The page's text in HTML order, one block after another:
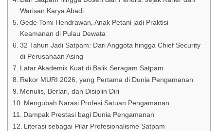
Warisan Karya Abadi
Gede Tomi Hendrawan, Anak Petani jadi Praktisi
Keamanan di Pulau Dewata
32 Tahun Jadi Satpam: Dari Anggota hingga Chief Security
di Perusahaan Asing
Latar Akademik Kuat di Balik Seragam Satpam
Rekor MURI 2026, yang Pertama di Dunia Pengamanan
Menulis, Berlari, dan Disiplin Diri
Mengubah Narasi Profesi Satuan Pengamanan
Dampak Prestasi bagi Dunia Pengamanan
Literasi sebagai Pilar Profesionalisme Satpam